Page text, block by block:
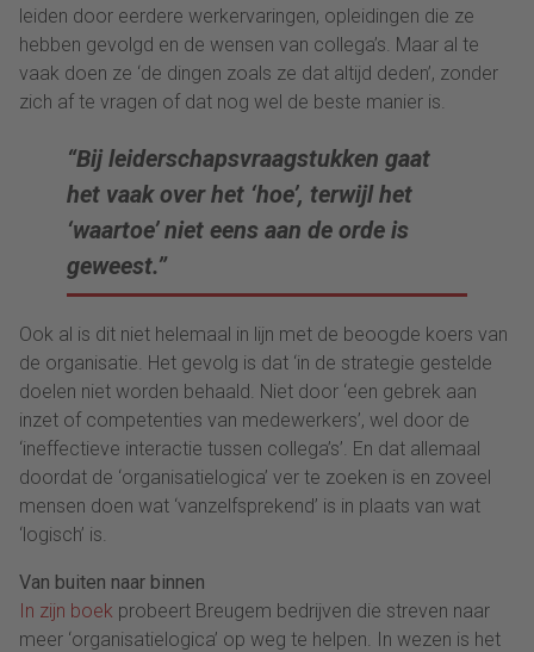
leiden door eerdere werkervaringen, opleidingen die ze
hebben gevolgd en de wensen van collega’s. Maar al te
vaak doen ze ‘de dingen zoals ze dat altijd deden’, zonder
zich af te vragen of dat nog wel de beste manier is.
“Bij leiderschapsvraagstukken gaat
het vaak over het ‘hoe’, terwijl het
‘waartoe’ niet eens aan de orde is
geweest.”
Ook al is dit niet helemaal in lijn met de beoogde koers van
de organisatie. Het gevolg is dat ‘in de strategie gestelde
doelen niet worden behaald. Niet door ‘een gebrek aan
inzet of competenties van medewerkers’, wel door de
‘ineffectieve interactie tussen collega’s’. En dat allemaal
doordat de ‘organisatielogica’ ver te zoeken is en zoveel
mensen doen wat ‘vanzelfsprekend’ is in plaats van wat
‘logisch’ is.
Van buiten naar binnen
In zijn boek probeert Breugem bedrijven die streven naar
meer ‘organisatielogica’ op weg te helpen. In wezen is het